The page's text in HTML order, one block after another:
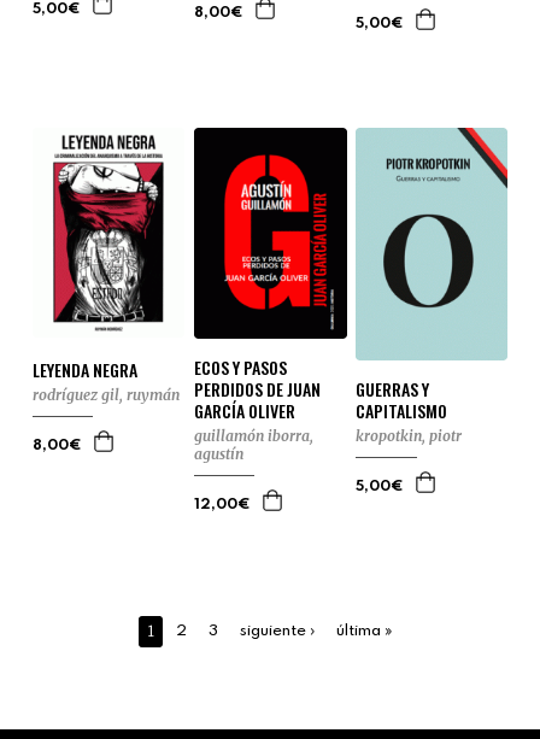
5,00€ 8,00€
5,00€
LEYENDA NEGRA
rodríguez gil, ruymán
8,00€
ECOS Y PASOS
PERDIDOS DE JUAN
GARCÍA OLIVER
guillamón iborra,
agustín
12,00€
GUERRAS Y
CAPITALISMO
kropotkin, piotr
5,00€
1 2 3 siguiente › última »